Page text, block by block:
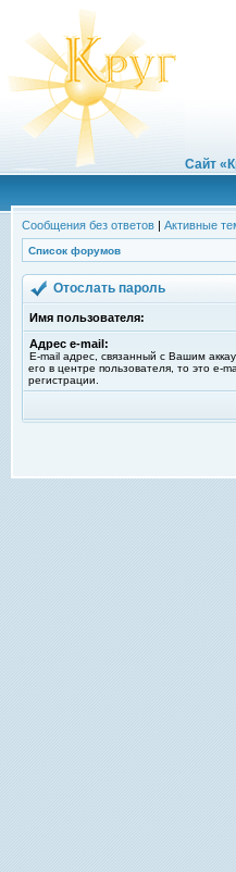
Сайт
Сообщения без ответов | Активные
Список форумов
Отослать пароль
Имя пользователя:
Адрес e-mail:
E-mail адрес, связанный с Вашим
его в центре пользователя, то это e-
регистрации.